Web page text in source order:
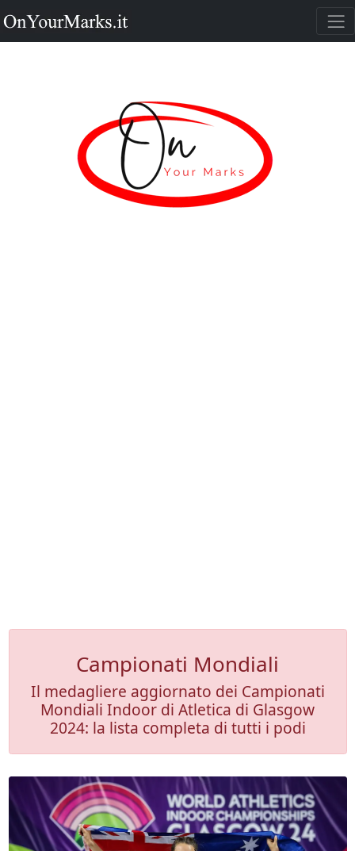
Campionati Mondiali
Il medagliere aggiornato dei Campionati
Mondiali Indoor di Atletica di Glasgow
2024: la lista completa di tutti i podi